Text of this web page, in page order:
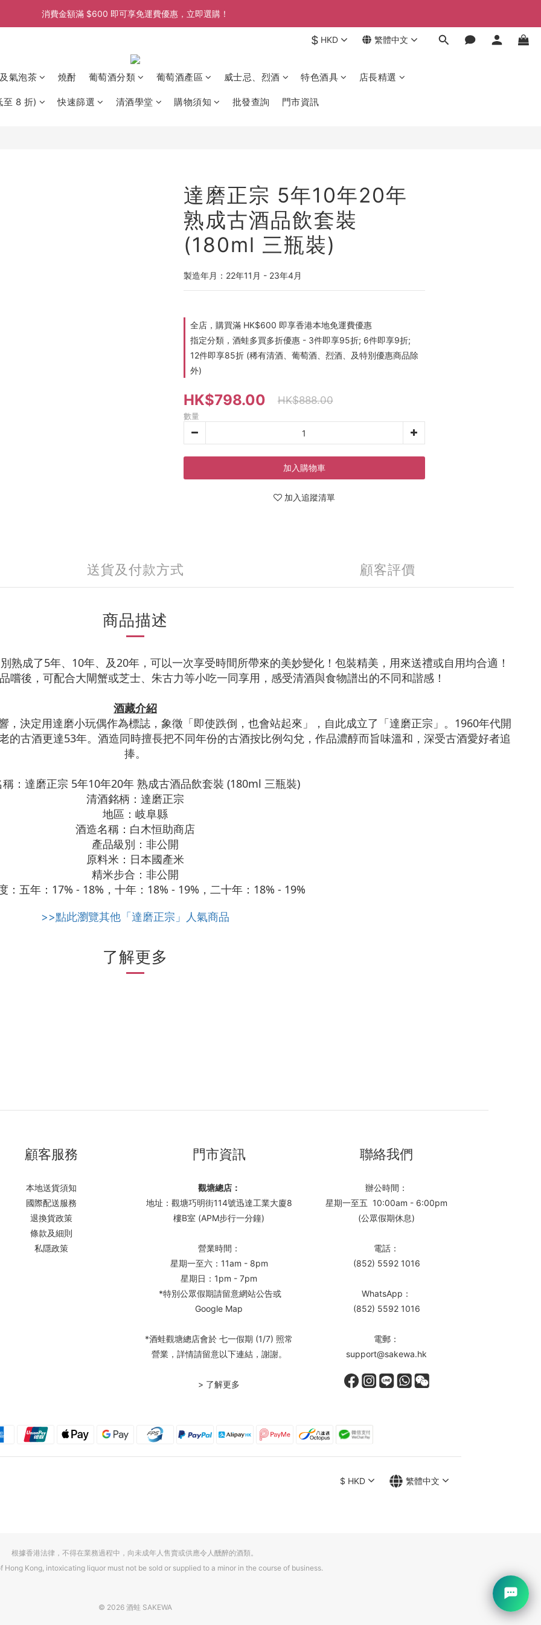
消費金額滿 $600 即可享免運費優惠，立即選購！
消費金額滿 $600 即可享免運費優惠，立即選購！
$ HKD 繁體中文
氣泡茶 燒酎 葡萄酒分類 葡萄酒產區 威士忌、烈酒 特色酒具 店長精選
至 8 折) 快速篩選 清酒學堂 購物須知 批發查詢 門市資訊
達磨正宗 5年10年20年
熟成古酒品飲套裝
(180ml 三瓶裝)
製造年月：22年11月 - 23年4月
全店，購買滿 HK$600 即享香港本地免運費優惠
指定分類，酒蛙多買多折優惠 - 3件即享95折; 6件即享9折;
12件即享85折 (稀有清酒、葡萄酒、烈酒、及特別優惠商品除
外)
HK$798.00 HK$888.00
數量
加入購物車
加入追蹤清單
送貨及付款方式 顧客評價
商品描述
熟成了5年、10年、及20年，可以一次享受時間所帶來的美妙變化！ 包裝精美，用來送禮或自用均合適！
嚐後，可配合大閘蟹或芝士、朱古力等小吃一同享用，感受清酒與食物譜出的不同和諧感！
酒藏介紹
，決定用達磨小玩偶作為標誌，象徵「即使跌倒，也會站起來」，自此成立了「達磨正宗」。1960年代開
的古酒更達53年。酒造同時擅長把不同年份的古酒按比例勾兌，作品濃醇而旨味溫和，深受古酒愛好者追
捧。
：達磨正宗 5年10年20年 熟成古酒品飲套裝 (180ml 三瓶裝)
清酒銘柄：達磨正宗
地區：岐阜縣
酒造名稱：白木恒助商店
產品級別：非公開
原料米：日本國產米
精米步合：非公開
：五年：17% - 18%，十年：18% - 19%，二十年：18% - 19%
>>點此瀏覽其他「達磨正宗」人氣商品
了解更多
顧客服務
本地送貨須知
國際配送服務
退換貨政策
條款及細則
私隱政策
門市資訊
觀塘總店：
地址：觀塘巧明街114號迅達工業大廈8
樓B室 (APM步行一分鐘)
營業時間：
星期一至六：11am - 8pm
星期日：1pm - 7pm
*特別公眾假期請留意網站公告或
Google Map
*酒蛙觀塘總店會於 七一假期 (1/7) 照常
營業，詳情請留意以下連結，謝謝。
> 了解更多
聯絡我們
辦公時間：
星期一至五 10:00am - 6:00pm
(公眾假期休息)
電話：
(852) 5592 1016
WhatsApp：
(852) 5592 1016
電郵：
support@sakewa.hk
$ HKD 繁體中文
根據香港法律，不得在業務過程中，向未成年人售賣或供應令人醺醉的酒類。
Hong Kong, intoxicating liquor must not be sold or supplied to a minor in the course of business.
© 2026 酒蛙 SAKEWA